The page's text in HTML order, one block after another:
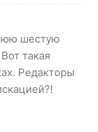
шестую
такая
Редакторы